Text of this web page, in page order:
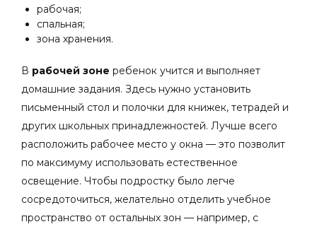
рабочая;
спальная;
зона хранения.
В рабочей зоне ребенок учится и выполняет
домашние задания. Здесь нужно установить
письменный стол и полочки для книжек, тетрадей и
других школьных принадлежностей. Лучше всего
расположить рабочее место у окна — это позволит
по максимуму использовать естественное
освещение. Чтобы подростку было легче
сосредоточиться, желательно отделить учебное
пространство от остальных зон — например, с